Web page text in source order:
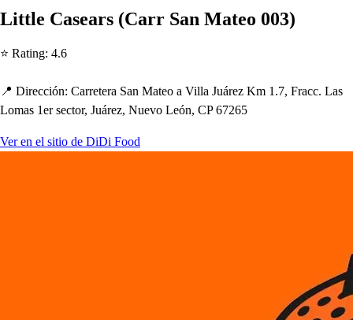
Little Casears (Carr San Mateo 003)
⭐ Rating: 4.6
📍 Dirección: Carretera San Mateo a Villa Juárez Km 1.7, Fracc. Las
Lomas 1ersector, Juárez, Nuevo León, CP 67265
Ver en el sitio de DiDi Food